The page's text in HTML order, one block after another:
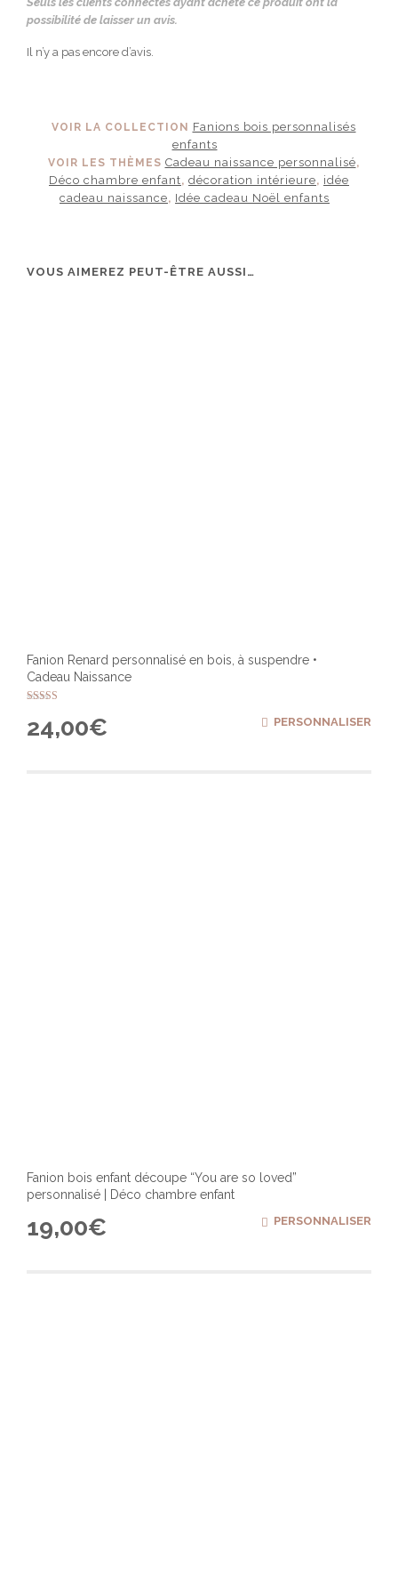
possibilité de laisser un avis.
Il n’y a pas encore d’avis.
VOIR LA COLLECTION
Fanions bois personnalisés
enfants
VOIR LES THÈMES Cadeau naissance personnalisé,
Déco chambre enfant, décoration intérieure, idée
cadeau naissance, Idée cadeau Noël enfants
VOUS AIMEREZ PEUT-ÊTRE AUSSI…
Fanion Renard personnalisé en bois, à suspendre •
Cadeau Naissance
5.00
sur 5
24,00€ PERSONNALISER
Fanion bois enfant découpe “You are so loved”
personnalisé | Déco chambre enfant
19,00€ PERSONNALISER